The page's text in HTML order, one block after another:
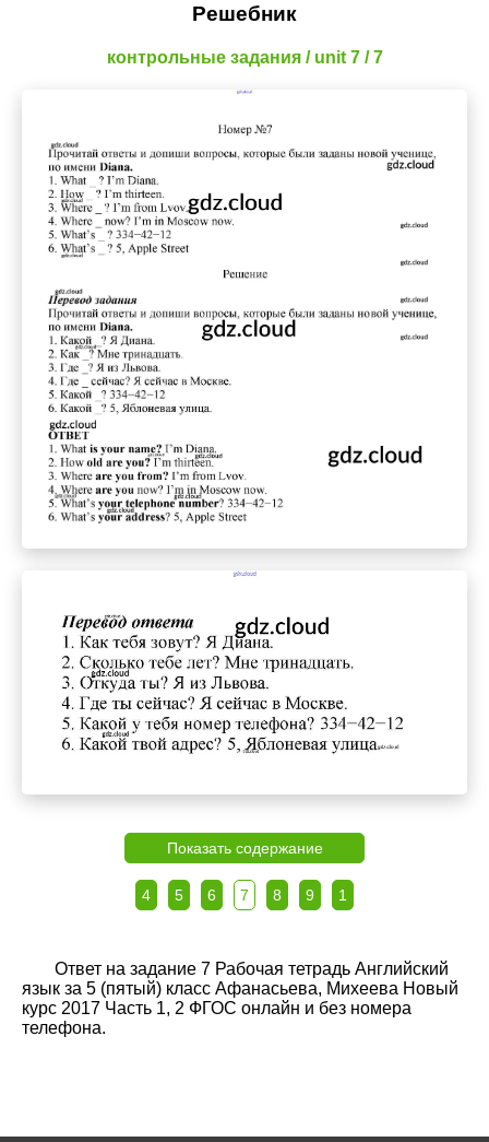
Решебник
контрольные задания / unit 7 / 7
Показать содержание
4 5 6 7 8 9 1
Ответ на задание 7 Рабочая тетрадь Английский
язык за 5 (пятый) класс Афанасьева, Михеева Новый
курс 2017 Часть 1, 2 ФГОС онлайн и без номера
телефона.